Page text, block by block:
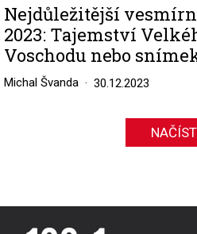
Nejdůležitější
2023: Tajemství
Voschodu nebo
Michal Švanda 30.12.2023